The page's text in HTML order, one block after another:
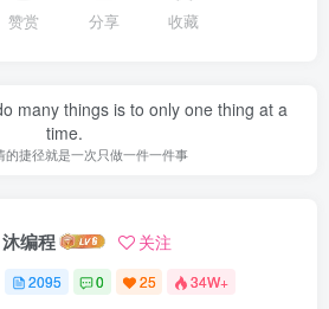
赞赏 分享 收藏
many things is to only one thing at a
time.
的捷径就是一次只做一件一件事
沐编程 关注
2095 0 25 34W+